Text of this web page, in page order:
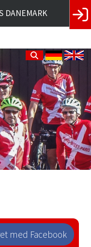
DANEMARK
med Facebook